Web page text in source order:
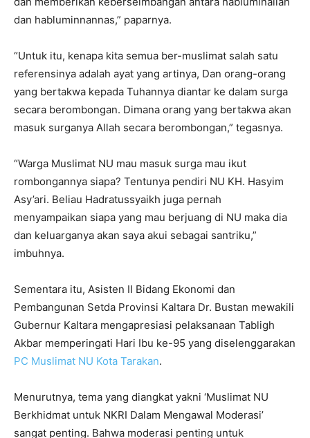
dan habluminnannas,” paparnya.
“Untuk itu, kenapa kita semua ber-muslimat salah satu
referensinya adalah ayat yang artinya, Dan orang-orang
yang bertakwa kepada Tuhannya diantar ke dalam surga
secara berombongan. Dimana orang yang bertakwa akan
masuk surganya Allah secara berombongan,” tegasnya.
“Warga Muslimat NU mau masuk surga mau ikut
rombongannya siapa? Tentunya pendiri NU KH. Hasyim
Asy’ari. Beliau Hadratussyaikh juga pernah
menyampaikan siapa yang mau berjuang di NU maka dia
dan keluarganya akan saya akui sebagai santriku,”
imbuhnya.
Sementara itu, Asisten II Bidang Ekonomi dan
Pembangunan Setda Provinsi Kaltara Dr. Bustan mewakili
Gubernur Kaltara mengapresiasi pelaksanaan Tabligh
Akbar memperingati Hari Ibu ke-95 yang diselenggarakan
PC Muslimat NU Kota Tarakan.
Menurutnya, tema yang diangkat yakni ‘Muslimat NU
Berkhidmat untuk NKRI Dalam Mengawal Moderasi’
sangat penting. Bahwa moderasi penting untuk